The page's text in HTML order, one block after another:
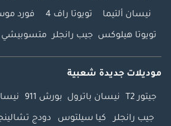
نيسان ألتيما تويوتا راف 4 فورد
تويوتا هيلوكس جيب رانجلر متسوبيشي
موديلات جديدة شعبية
جيتور T2 نيسان باترول بورش 911
جيب رانجلر كيا سيلتوس دودج